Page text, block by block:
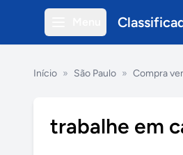
Início » São Paulo » Compra
trabalhe em